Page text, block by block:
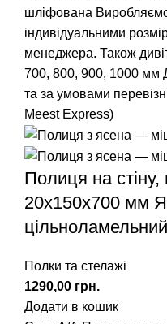
шліфована
індивідуальними
менеджера. Також
700, 800, 900, 1000 мм
та за умовами
Meest Express)
Полиця на
20х150х700 мм
Полки та стелажі
грн.
Додати в кошик